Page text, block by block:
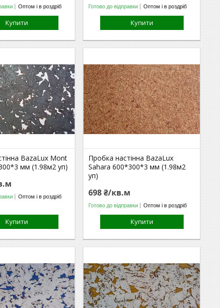
Оптом і в роздріб
Купити
Готово до відправки Оптом і в роздріб
Купити
BazaLux Mont
мм (1.98м2 уп)
Оптом і в роздріб
Купити
Пробка настінна BazaLux
Sahara 600*300*3 мм (1.98м2
уп)
698 ₴/кв.м
Готово до відправки Оптом і в роздріб
Купити